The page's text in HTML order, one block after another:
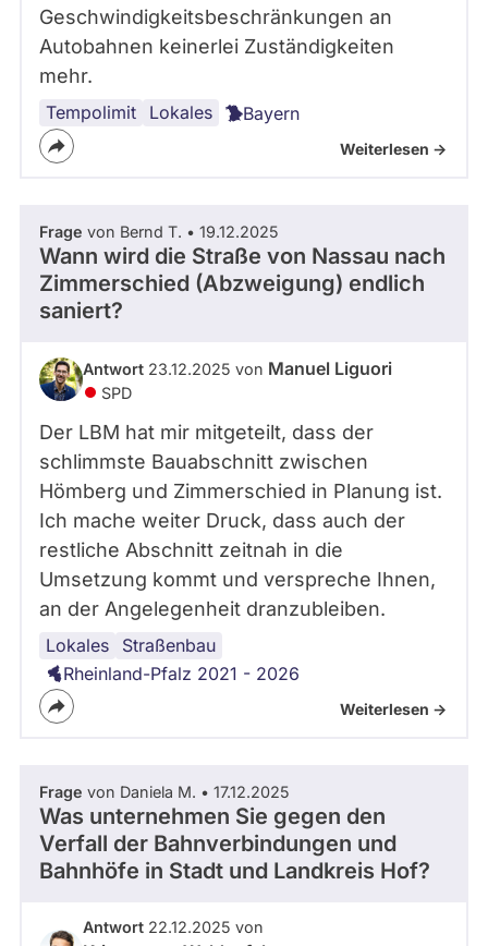
Geschwindigkeitsbeschränkungen an
Autobahnen keinerlei Zuständigkeiten
mehr.
Tempolimit Lokales
Rettungskräfte Bayern
Weiterlesen ->
Frage von Bernd T. • 19.12.2025
Wann wird die Straße von Nassau nach
Zimmerschied (Abzweigung) endlich
saniert?
Antwort 23.12.2025 von Manuel Liguori
SPD
Der LBM hat mir mitgeteilt, dass der
schlimmste Bauabschnitt zwischen
Hömberg und Zimmerschied in Planung ist.
Ich mache weiter Druck, dass auch der
restliche Abschnitt zeitnah in die
Umsetzung kommt und verspreche Ihnen,
an der Angelegenheit dranzubleiben.
Lokales
Straßenbau
Rheinland-Pfalz 2021 - 2026
Weiterlesen ->
Frage von Daniela M. • 17.12.2025
Was unternehmen Sie gegen den
Verfall der Bahnverbindungen und
Bahnhöfe in Stadt und Landkreis Hof?
Antwort 22.12.2025 von